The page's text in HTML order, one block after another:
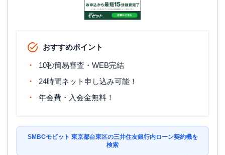
おすすめポイント
10秒簡易審査・WEB完結
24時間ネット申し込み可能！
年会費・入会金無料！
SMBCモビット 東京都台東区の三井住友銀行内ローン契約機を
検索